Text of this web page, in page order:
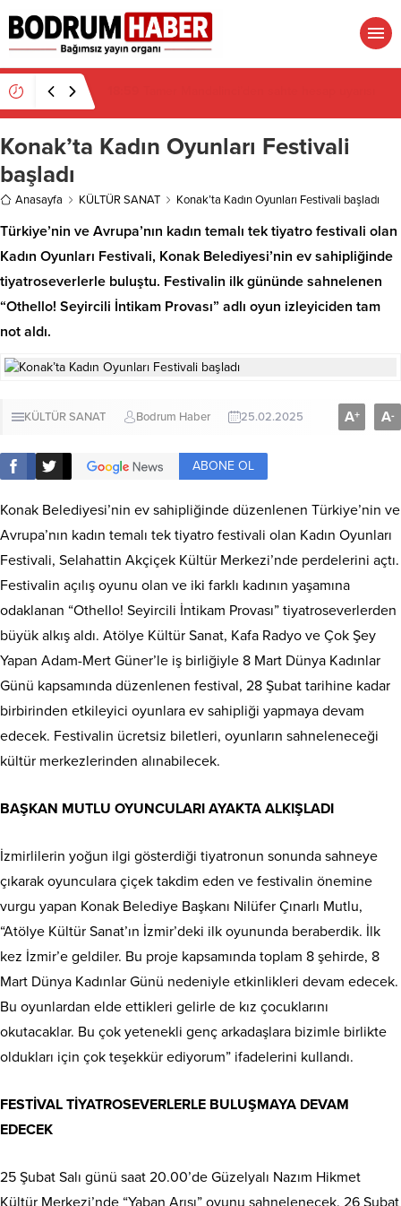
Konak’ta Kadın Oyunları Festivali
başladı
Anasayfa KÜLTÜR SANAT Konak’ta Kadın Oyunları Festivali başladı
Türkiye’nin ve Avrupa’nın kadın temalı tek tiyatro festivali olan
Kadın Oyunları Festivali, Konak Belediyesi’nin ev sahipliğinde
tiyatroseverlerle buluştu. Festivalin ilk gününde sahnelenen
“Othello! Seyircili İntikam Provası” adlı oyun izleyiciden tam
not aldı.
KÜLTÜR SANAT Bodrum Haber 25.02.2025 A+ A-
ABONE OL
Konak Belediyesi’nin ev sahipliğinde düzenlenen Türkiye’nin ve
Avrupa’nın kadın temalı tek tiyatro festivali olan Kadın Oyunları
Festivali, Selahattin Akçiçek Kültür Merkezi’nde perdelerini açtı.
Festivalin açılış oyunu olan ve iki farklı kadının yaşamına
odaklanan “Othello! Seyircili İntikam Provası” tiyatroseverlerden
büyük alkış aldı. Atölye Kültür Sanat, Kafa Radyo ve Çok Şey
Yapan Adam-Mert Güner’le iş birliğiyle 8 Mart Dünya Kadınlar
Günü kapsamında düzenlenen festival, 28 Şubat tarihine kadar
birbirinden etkileyici oyunlara ev sahipliği yapmaya devam
edecek. Festivalin ücretsiz biletleri, oyunların sahneleneceği
kültür merkezlerinden alınabilecek.
BAŞKAN MUTLU OYUNCULARI AYAKTA ALKIŞLADI
İzmirlilerin yoğun ilgi gösterdiği tiyatronun sonunda sahneye
çıkarak oyunculara çiçek takdim eden ve festivalin önemine
vurgu yapan Konak Belediye Başkanı Nilüfer Çınarlı Mutlu,
“Atölye Kültür Sanat’ın İzmir’deki ilk oyununda beraberdik. İlk
kez İzmir’e geldiler. Bu proje kapsamında toplam 8 şehirde, 8
Mart Dünya Kadınlar Günü nedeniyle etkinlikleri devam edecek.
Bu oyunlardan elde ettikleri gelirle de kız çocuklarını
okutacaklar. Bu çok yetenekli genç arkadaşlara bizimle birlikte
oldukları için çok teşekkür ediyorum” ifadelerini kullandı.
FESTİVAL TİYATROSEVERLERLE BULUŞMAYA DEVAM
EDECEK
25 Şubat Salı günü saat 20.00’de Güzelyalı Nazım Hikmet
Kültür Merkezi’nde “Yaban Arısı” oyunu sahnelenecek. 26 Şubat